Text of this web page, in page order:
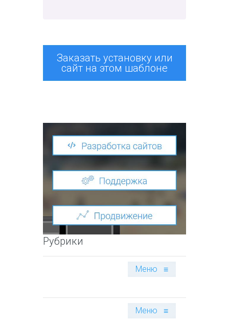
Заказать установку или
сайт на этом шаблоне
Рубрики
Меню ≡
Меню ≡